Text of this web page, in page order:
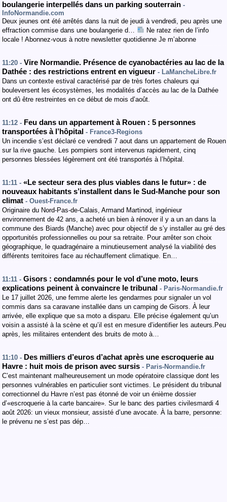
boulangerie interpellés dans un parking souterrain -
InfoNormandie.com
Deux jeunes ont été arrêtés dans la nuit de jeudi à vendredi, peu après une
effraction commise dans une boulangerie d…
Ne ratez rien de l’info
locale ! Abonnez-vous à notre newsletter quotidienne Je m’abonne
11:20 - Vire Normandie. Présence de cyanobactéries au lac de la
Dathée : des restrictions entrent en vigueur - LaMancheLibre.fr
Dans un contexte estival caractérisé par de très fortes chaleurs qui
bouleversent les écosystèmes, les modalités d’accès au lac de la Dathée
ont dû être restreintes en ce début de mois d’août.
11:12 - Feu dans un appartement à Rouen : 5 personnes
transportées à l’hôpital - France3-Regions
Un incendie s’est déclaré ce vendredi 7 aout dans un appartement de Rouen
sur la rive gauche. Les pompiers sont intervenus rapidement, cinq
personnes blessées légèrement ont été transportés à l’hôpital.
11:11 - «Le secteur sera des plus viables dans le futur» : de
nouveaux habitants s’installent dans le Sud-Manche pour son
climat - Ouest-France.fr
Originaire du Nord-Pas-de-Calais, Armand Martinod, ingénieur
environnement de 42 ans, a acheté un bien à rénover il y a un an dans la
commune des Biards (Manche) avec pour objectif de s’y installer au gré des
opportunités professionnelles ou pour sa retraite. Pour arrêter son choix
géographique, le quadragénaire a minutieusement analysé la viabilité des
différents territoires face au réchauffement climatique. En…
11:11 - Gisors : condamnés pour le vol d’une moto, leurs
explications peinent à convaincre le tribunal - Paris-Normandie.fr
Le 17 juillet 2026, une femme alerte les gendarmes pour signaler un vol
commis dans sa caravane installée dans un camping de Gisors. À leur
arrivée, elle explique que sa moto a disparu. Elle précise également qu’un
voisin a assisté à la scène et qu’il est en mesure d’identifier les auteurs.Peu
après, les militaires entendent des bruits de moto à…
11:10 - Des milliers d’euros d’achat après une escroquerie au
Havre : huit mois de prison avec sursis - Paris-Normandie.fr
C’est maintenant malheureusement un mode opératoire classique dont les
personnes vulnérables en particulier sont victimes. Le président du tribunal
correctionnel du Havre n’est pas étonné de voir un énième dossier
d’«escroquerie à la carte bancaire». Sur le banc des parties civilesmardi 4
août 2026: un vieux monsieur, assisté d’une avocate. À la barre, personne:
le prévenu ne s’est pas dép…